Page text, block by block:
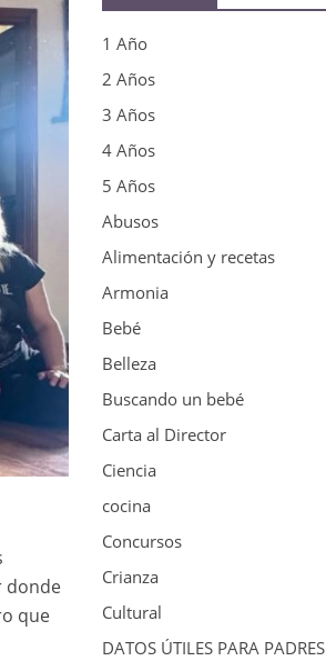
donde
que
1 Año
2 Años
3 Años
4 Años
5 Años
Abusos
Alimentación y recetas
Armonia
Bebé
Belleza
Buscando un bebé
Carta al Director
Ciencia
cocina
Concursos
Crianza
Cultural
DATOS ÚTILES PARA PADRES